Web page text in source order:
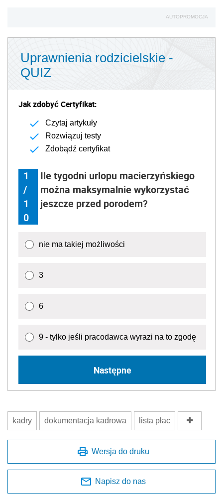
AUTOPROMOCJA
Uprawnienia rodzicielskie -
QUIZ
Jak zdobyć Certyfikat:
Czytaj artykuły
Rozwiązuj testy
Zdobądź certyfikat
1
/
1
0
Ile tygodni urlopu macierzyńskiego
można maksymalnie wykorzystać
jeszcze przed porodem?
nie ma takiej możliwości
3
6
9 - tylko jeśli pracodawca wyrazi na to zgodę
Następne
kadry dokumentacja kadrowa lista płac
Wersja do druku
Napisz do nas